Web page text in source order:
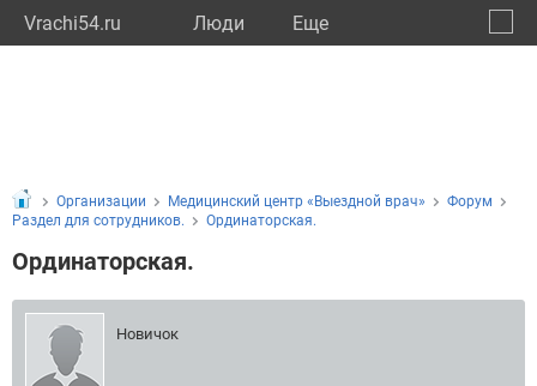
Vrachi54.ru Люди Eще
Организации Медицинский центр «Выездной врач»
Форум
Раздел для сотрудников.
Ординаторская.
Ординаторская.
Новичок